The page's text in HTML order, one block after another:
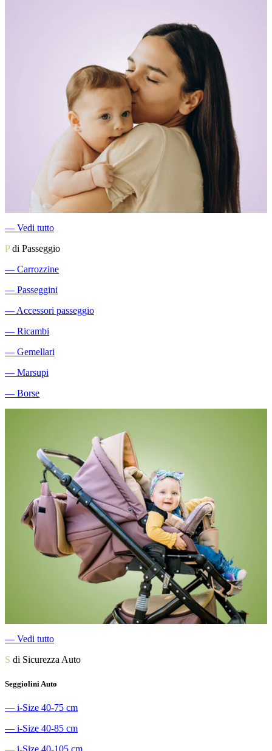
― Vedi tutto
Pdi Passeggio
― Carrozzine
― Passeggini
― Accessori passeggio
― Ricambi
― Gemellari
― Marsupi
― Borse
― Vedi tutto
S di Sicurezza Auto
Seggiolini Auto
― i-Size 40-75 cm
― i-Size 40-85 cm
― i-Size 40-105 cm